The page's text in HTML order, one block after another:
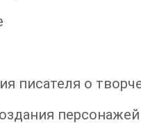
писателя о
персонажей